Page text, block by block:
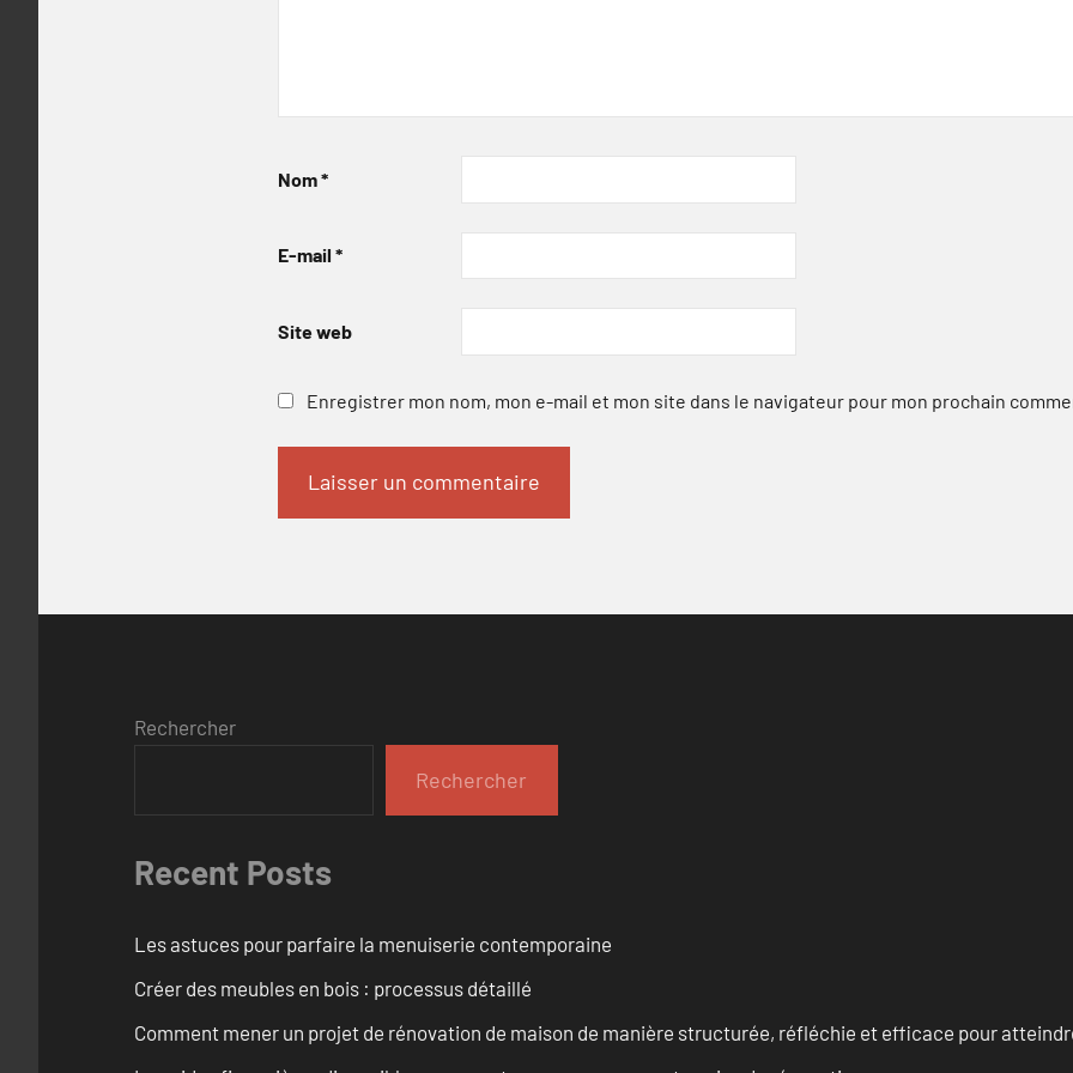
Nom*
E-mail *
Site web
Enregistrer mon nom, mon e-mail et mon site dans le navigateur pour mon prochain
Rechercher
Rechercher
Recent Posts
Les astuces pour parfaire la menuiserie contemporaine
Créer des meubles en bois : processus détaillé
Comment mener un projet de rénovation de maison de manière structurée, réfléchie et efficace pour